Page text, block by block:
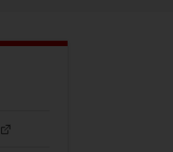
(Obre en una nova finestra)